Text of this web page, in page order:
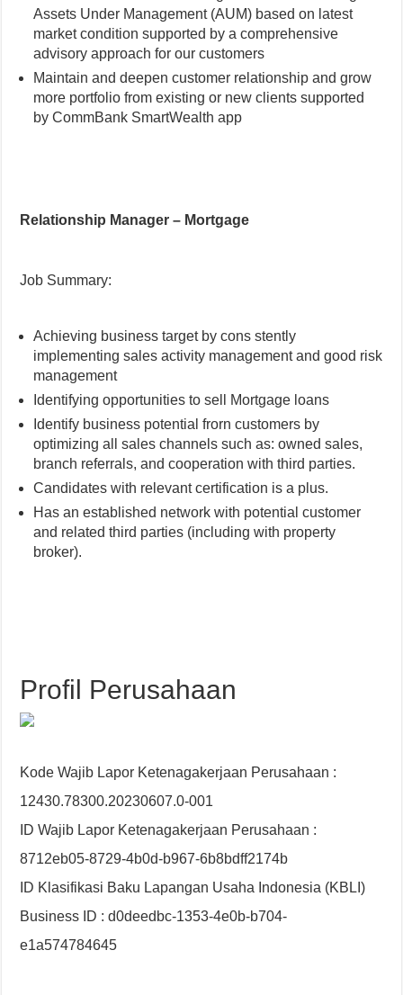
Assets Under Management (AUM) based on latest
market condition supported by a comprehensive
advisory approach for our customers
Maintain and deepen customer relationship and grow
more portfolio from existing or new clients supported
by CommBank SmartWealth app
Relationship Manager – Mortgage
Job Summary:
Achieving business target by cons stently
implementing sales activity management and good risk
management
Identifying opportunities to sell Mortgage loans
Identify business potential frorn customers by
optimizing all sales channels such as: owned sales,
branch referrals, and cooperation with third parties.
Candidates with relevant certification is a plus.
Has an established network with potential customer
and related third parties (including with property
broker).
Profil Perusahaan
Kode Wajib Lapor Ketenagakerjaan Perusahaan :
12430.78300.20230607.0-001
ID Wajib Lapor Ketenagakerjaan Perusahaan :
8712eb05-8729-4b0d-b967-6b8bdff2174b
ID Klasifikasi Baku Lapangan Usaha Indonesia (KBLI)
Business ID : d0deedbc-1353-4e0b-b704-
e1a574784645